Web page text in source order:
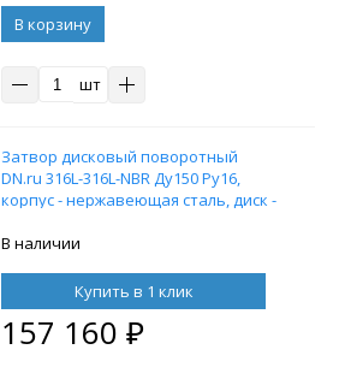
В корзину
шт
Затвор дисковый поворотный
DN.ru 316L-316L-NBR Ду150 Ру16,
корпус - нержавеющая сталь, диск -
NBR, с пневмоприводом DN.ru SA-
В наличии
Купить в 1 клик
157 160 ₽